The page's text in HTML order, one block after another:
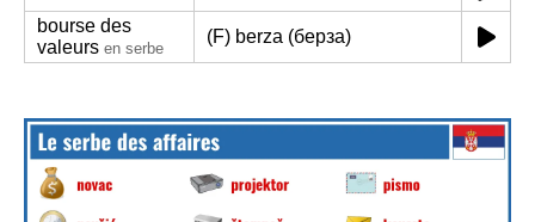
bourse des
valeurs en serbe
(F) berza (берза)